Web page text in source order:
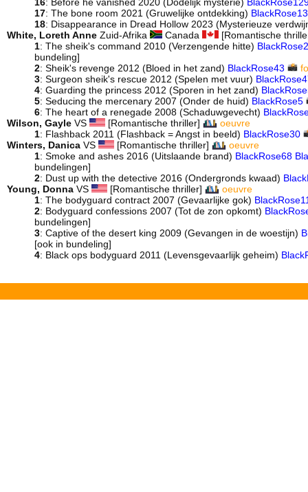
17: The bone room 2021 (Gruwelijke ontdekking)
18: Disappearance in Dread Hollow 2023 (Mysterieuze
White, Loreth Anne Zuid-Afrika Canada
[Romantische
1: The sheik's command 2010 (Verzengende hitte)
bundeling]
2: Sheik's revenge 2012 (Bloed in het zand) BlackRose43
3: Surgeon sheik's rescue 2012 (Spelen met vuur)
4: Guarding the princess 2012 (Sporen in het zand)
5: Seducing the mercenary 2007 (Onder de huid) BlackRose5
6: The heart of a renegade 2008 (Schaduwgevecht)
Wilson, Gayle VS [Romantische thriller]
oeuvre
1: Flashback 2011 (Flashback = Angst in beeld) BlackRose30
Winters, Danica VS [Romantische thriller]
oeuvre
1: Smoke and ashes 2016 (Uitslaande brand) BlackRose68
bundelingen]
2: Dust up with the detective 2016 (Ondergronds kwaad)
Young, Donna VS [Romantische thriller]
oeuvre
1: The bodyguard contract 2007 (Gevaarlijke gok)
2: Bodyguard confessions 2007 (Tot de zon opkomt)
bundelingen]
3: Captive of the desert king 2009 (Gevangen in de woestijn)
[ook in bundeling]
4: Black ops bodyguard 2011 (Levensgevaarlijk geheim)